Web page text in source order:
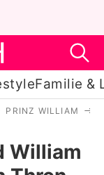
Familie &
PRINZ WILLIAM
William